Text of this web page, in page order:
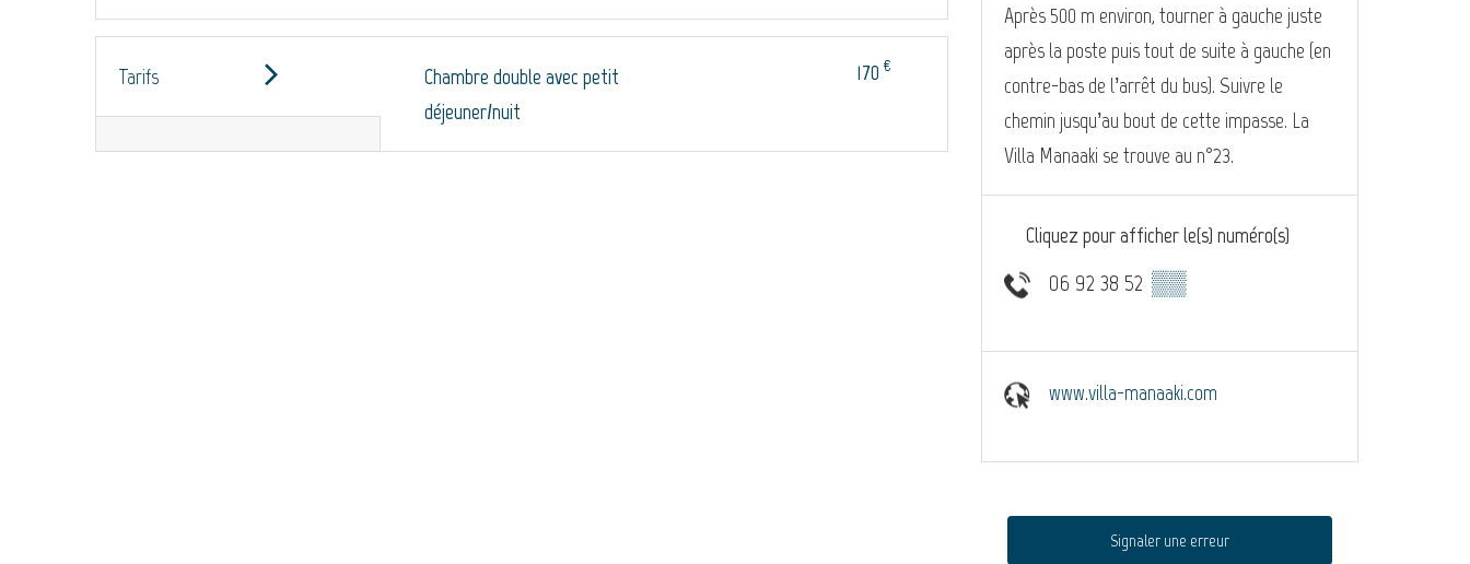
Tarifs
Chambre double avec petit
déjeuner/nuit
170 €
Après 500 m environ, tourner à gauche juste
après la poste puis tout de suite à gauche (en
contre-bas de l’arrêt du bus). Suivre le
chemin jusqu’au bout de cette impasse. La
Villa Manaaki se trouve au n°23.
Cliquez pour afficher le(s) numéro(s)
06 92 38 52 ▒▒
www.villa-manaaki.com
Signaler une erreur